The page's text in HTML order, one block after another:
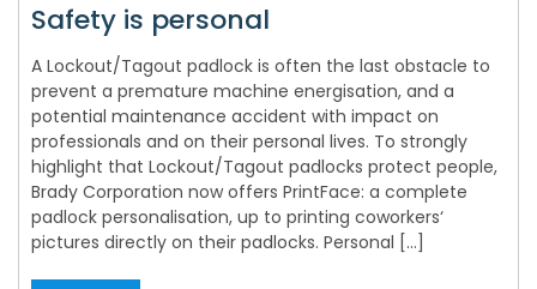
Safety is personal
A Lockout/Tagout padlock is often the last obstacle to
prevent a premature machine energisation, and a
potential maintenance accident with impact on
professionals and on their personal lives. To strongly
highlight that Lockout/Tagout padlocks protect people,
Brady Corporation now offers PrintFace: a complete
padlock personalisation, up to printing coworkers‘
pictures directly on their padlocks. Personal […]